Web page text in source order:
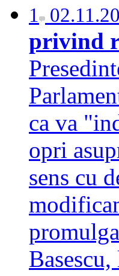
1
privind
ca va
opri
sens cu